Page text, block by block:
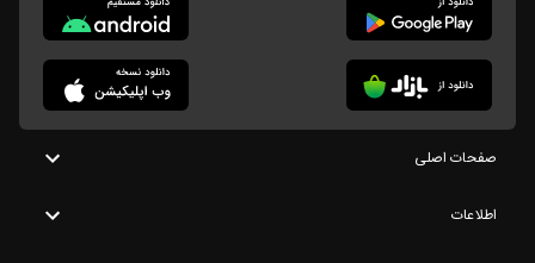
صفحات اصلی
اطلاعات